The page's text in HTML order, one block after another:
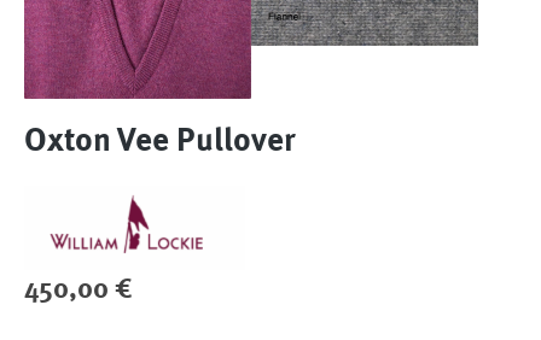
Oxton Vee Pullover
Regulärer Preis:
450,00 €